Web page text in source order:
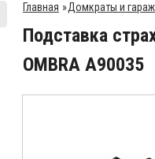
Главная »Домкраты и
Подставка
OMBRA A90035